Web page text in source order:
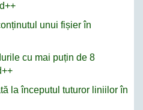
unui fișier în
cu mai puțin de 8
la începutul tuturor liniilor în